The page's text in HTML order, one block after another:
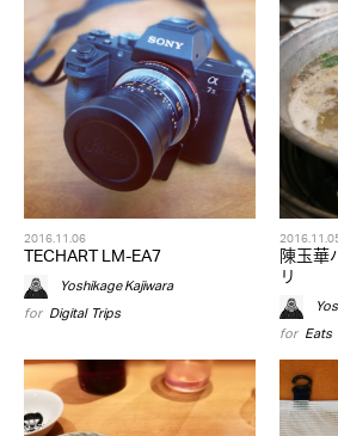
2016.11.06
TECHART LM-EA7
Yoshikage Kajiwara
for Digital,Trips
陳玉華
リ
for Eats,